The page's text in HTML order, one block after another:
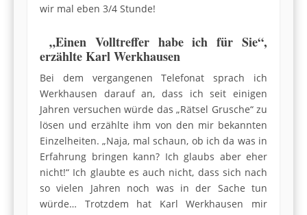
wir mal eben 3/4 Stunde!
„Einen Volltreffer habe ich für Sie“,
erzählte Karl Werkhausen
Bei dem vergangenen Telefonat sprach ich
Werkhausen darauf an, dass ich seit einigen
Jahren versuchen würde das „Rätsel Grusche“ zu
lösen und erzählte ihm von den mir bekannten
Einzelheiten. „Naja, mal schaun, ob ich da was in
Erfahrung bringen kann? Ich glaubs aber eher
nicht!“ Ich glaubte es auch nicht, dass sich nach
so vielen Jahren noch was in der Sache tun
würde… Trotzdem hat Karl Werkhausen mir